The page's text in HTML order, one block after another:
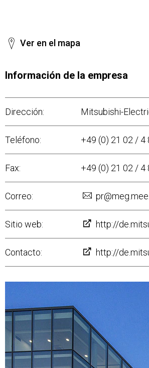
Ver en el mapa
Información de la empresa
Dirección: Mitsubishi-
Teléfono: +49 (0) 21 02 / 4
Fax: +49 (0) 21 02 / 4
Correo:
Sitio web: http://
Contacto: http://